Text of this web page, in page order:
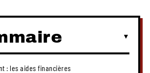
: les aides financières